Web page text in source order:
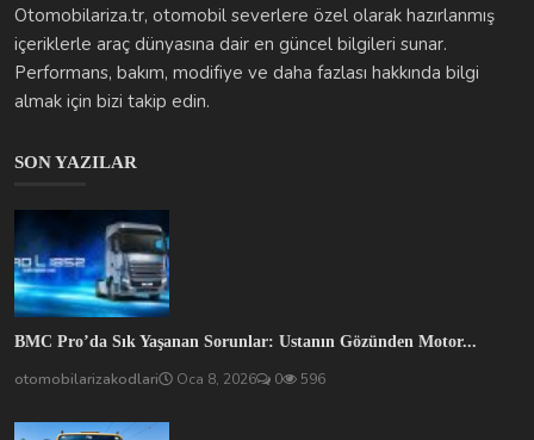
Otomobilariza.tr, otomobil severlere özel olarak hazırlanmış
içeriklerle araç dünyasına dair en güncel bilgileri sunar.
Performans, bakım, modifiye ve daha fazlası hakkında bilgi
almak için bizi takip edin.
SON YAZILAR
BMC Pro’da Sık Yaşanan Sorunlar: Ustanın Gözünden Motor...
otomobilarizakodlari Oca 8, 2026 0 596